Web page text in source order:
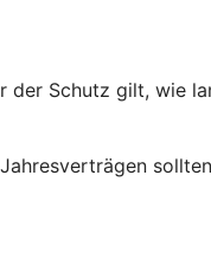
Schutz gilt, wie